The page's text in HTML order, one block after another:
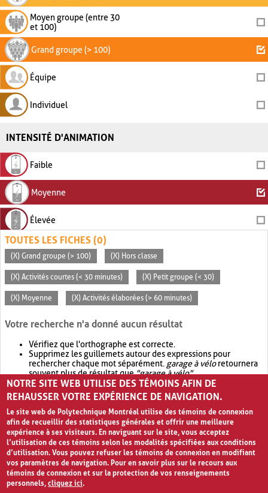
Moyen groupe (entre 30
et 100)
Grand groupe (> 100)
Équipe
Individuel
INTENSITÉ D'ANIMATION
Faible
Moyenne
Élevée
TOUTES LES FICHES (0)
(X) Grand groupe (> 100) (X) Hors classe
(X) Activités courtes (< 30 minutes) (X) Petit groupe (< 30)
(X) Moyenne (X) Activités élaborées (> 60 minutes)
Votre recherche n'a donné aucun résultat
Vérifiez que l'orthographe est correcte.
Supprimez les guillemets autour des expressions pour
rechercher chaque mot séparément. garage à véloretournera
souvent plus de résultat que"garage à vélo".
Envisagez d'élargir votre recherche avec OR.garage OR vélo
retournera souvent plus de résultat quegarage à vélo
NOTRE SITE WEB UTILISE DES TÉMOINS AFIN DE
REHAUSSER VOTRE EXPÉRIENCE DE NAVIGATION.
Le site web de Polytechnique Montréal utilise des témoins de connexion
afin de recueillir des statistiques générales et offrir une meilleure
expérience à ses visiteurs. En naviguant sur le site, vous acceptez
l’utilisation de ces témoins selon les modalités spécifiées aux conditions
d’utilisation. Vous pouvez refuser les témoins de connexion en modifiant
vos paramètres de navigation. Pour en savoir plus sur le recours aux
témoins de connexion et sur la protection de vos renseignements
personnels,cliquez ici.